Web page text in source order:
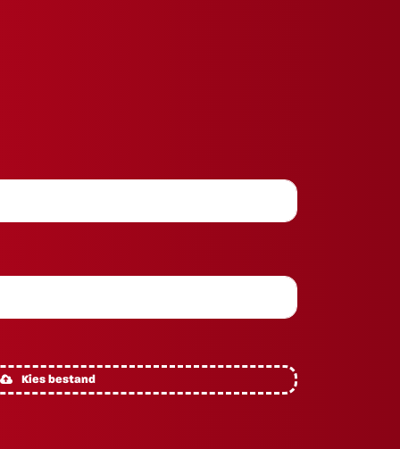
Kies bestand